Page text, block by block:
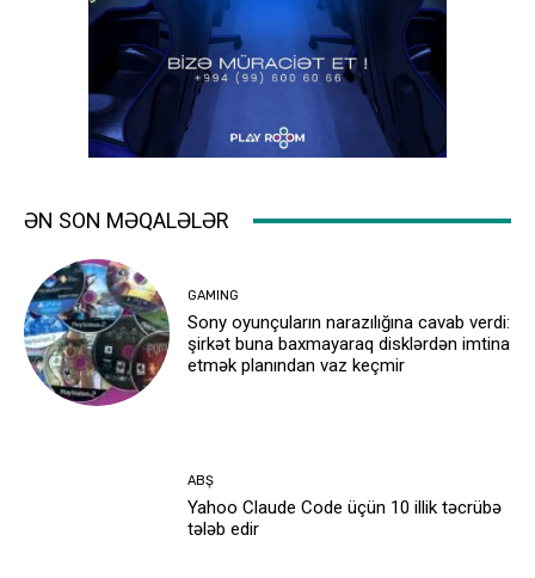
ƏN SON MƏQALƏLƏR
GAMING
Sony oyunçuların narazılığına cavab verdi:
şirkət buna baxmayaraq disklərdən imtina
etmək planından vaz keçmir
ABŞ
Yahoo Claude Code üçün 10 illik təcrübə
tələb edir